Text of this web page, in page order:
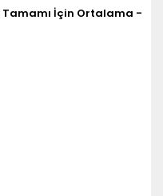
Tamamı İçin Ortalama -